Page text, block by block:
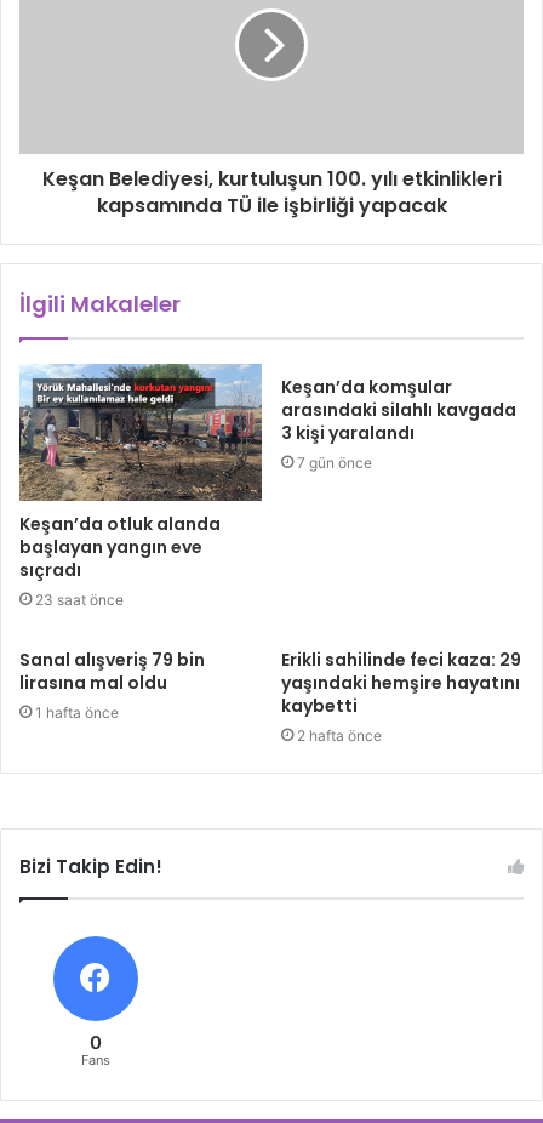
Keşan Belediyesi, kurtuluşun 100. yılı etkinlikleri
kapsamında TÜ ile işbirliği yapacak
İlgili Makaleler
Keşan’da otluk alanda
başlayan yangın eve
sıçradı
23 saat önce
Keşan’da komşular
arasındaki silahlı kavgada
3 kişi yaralandı
7 gün önce
Sanal alışveriş 79 bin
lirasına mal oldu
1 hafta önce
Erikli sahilinde feci kaza: 29
yaşındaki hemşire hayatını
kaybetti
2 hafta önce
Bizi Takip Edin!
0
Fans